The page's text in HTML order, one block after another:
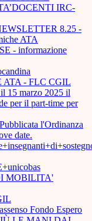
IRC-
8.25 -
ATA
- informazione
ATA - FLC CGIL
15 marzo 2025 il
per il part-time per
l'Ordinanza
date.
MOBILITA'
Fondo Espero